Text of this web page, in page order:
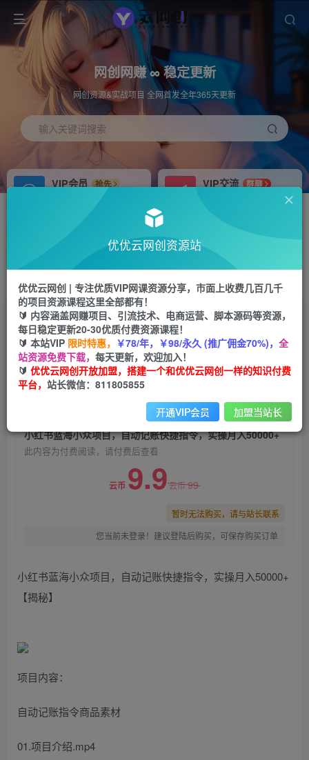
网创网赚 ∞ 稳定更新
网创资源&实战项目 全网首发全年365天更新
输入关键词搜索
VIP会员
抢先
免费下载全站资源
VIP交流
群聊
研究探讨更多创业项目路子。
站长V：hu91275
推荐
首页 冒泡网 正文
小红书蓝海小众项目，自动记账快捷指令，实操月
入50000+
优优云网创
2年前发布
关注 私信
小红书蓝海小众项目，自动记账快捷指令，实操月入50000+
此内容为付费阅读，请付费后查看
云币 9.9云币99
暂时无法购买，请与站长联系
您当前未登录！建议登陆后购买，可保存购买订单
小红书蓝海小众项目，自动记账快捷指令，实操月入50000+
【揭秘】
项目内容：
自动记账指令商品素材
01.项目介绍.mp4
优优云网创资源站
优优云网创 | 专注优质VIP网课资源分享，市面上收费几百几千
的项目资源课程这里全部都有！
🔰 内容涵盖网赚项目、引流技术、电商运营、脚本源码等资源，
每日稳定更新20-30优质付费资源课程！
🔰 本站VIP 限时特惠， ￥78/年，￥98/永久 (推广佣金70%)， 全
站资源免费下载， 每天更新，欢迎加入！
🔰 优优云网创开放加盟，搭建一个和优优云网创一样的知识付费
平台， 站长微信：811805855
开通VIP会员 加盟当站长